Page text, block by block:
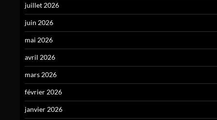
juillet 2026
juin 2026
mai 2026
avril 2026
mars 2026
février 2026
janvier 2026